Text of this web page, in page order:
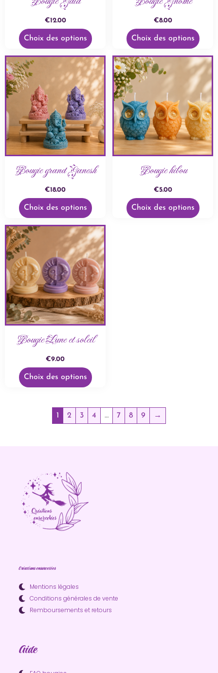
€12.00
Choix des options
€8.00
Choix des options
Bougie grand Ganesh
€18.00
Choix des options
Bougie hibou
€5.00
Choix des options
Bougie Lune et soleil
€9.00
Choix des options
1 2 3 4 … 7 8 9 →
Créations ensorcelées
Mentions légales
Conditions générales de vente
Remboursements et retours
Aide